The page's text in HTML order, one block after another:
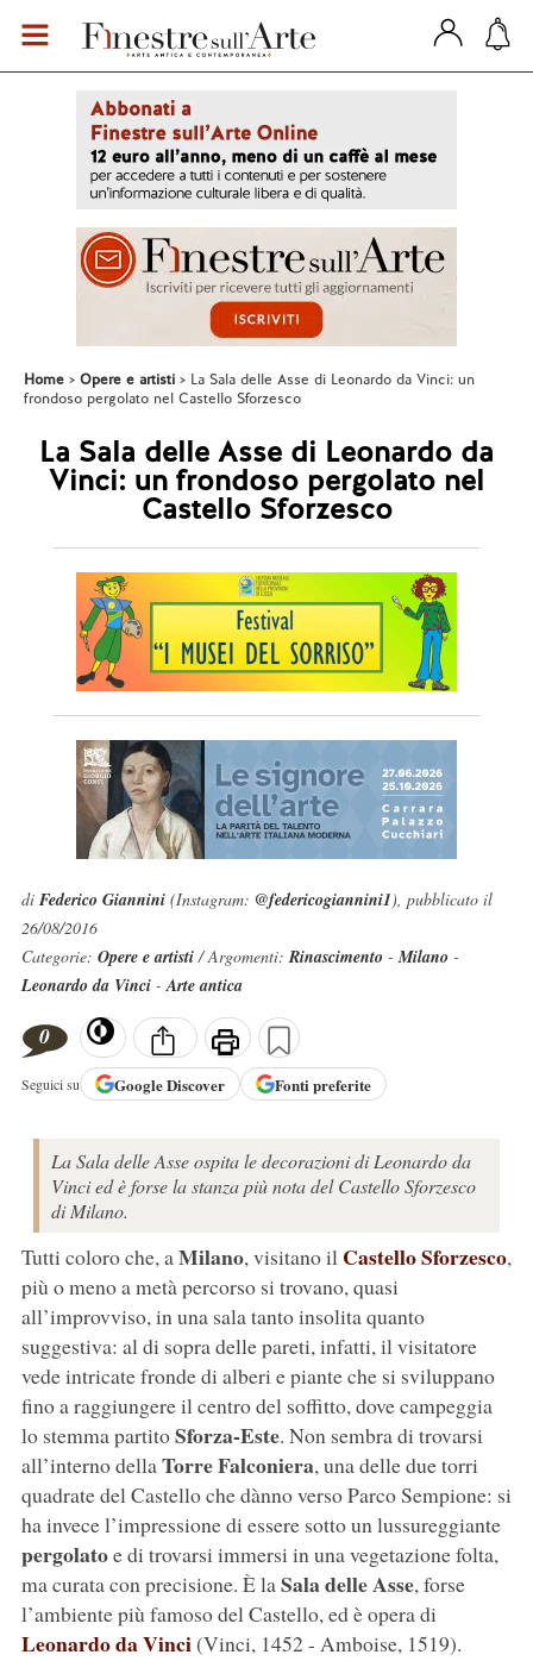
Home Opere e artisti
La Sala delle Asse di Leonardo da Vinci: un
frondoso pergolato nel Castello Sforzesco
La Sala delle Asse di Leonardo da
Vinci: un frondoso pergolato nel
Castello Sforzesco
di Federico Giannini(Instagram: @federicogiannini1), pubblicato il
26/08/2016
Categorie: Opere e artisti/ Argomenti:Rinascimento -Milano -
Leonardo da Vinci-Arte antica
0
Seguici su GoogleDiscover Fonti preferite
La Sala delle Asse ospita le decorazioni di Leonardo da
Vinci ed è forse la stanza più nota del Castello Sforzesco
di Milano.
Tutti coloro che, aMilano, visitano il Castello Sforzesco,
più o meno a metà percorso si trovano, quasi
all’improvviso, in una sala tanto insolita quanto
suggestiva: al di sopra delle pareti, infatti, il visitatore
vede intricate fronde di alberi e piante che si sviluppano
fino a raggiungere il centro del soffitto, dove campeggia
lo stemma partitoSforza-Este. Non sembra di trovarsi
all’interno dellaTorre Falconiera, una delle due torri
quadrate del Castello che dànno verso Parco Sempione: si
ha invece l’impressione di essere sotto un lussureggiante
pergolatoe di trovarsi immersi in una vegetazione folta,
ma curata con precisione. È laSala delle Asse, forse
l’ambiente più famoso del Castello, ed è opera di
Leonardo da Vinci(Vinci, 1452 - Amboise, 1519).